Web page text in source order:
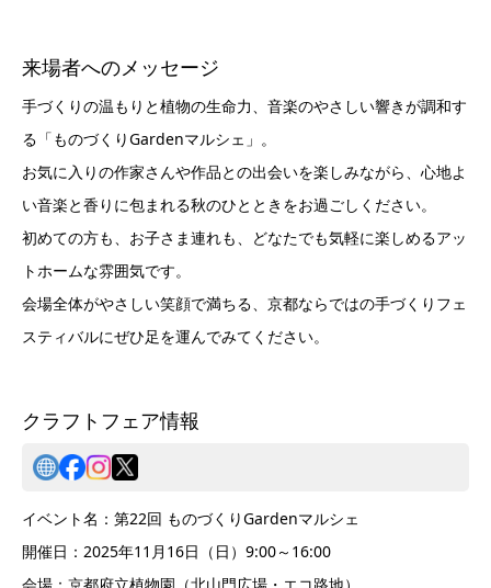
来場者へのメッセージ
手づくりの温もりと植物の生命力、音楽のやさしい響きが調和す
る「ものづくりGardenマルシェ」。
お気に入りの作家さんや作品との出会いを楽しみながら、心地よ
い音楽と香りに包まれる秋のひとときをお過ごしください。
初めての方も、お子さま連れも、どなたでも気軽に楽しめるアッ
トホームな雰囲気です。
会場全体がやさしい笑顔で満ちる、京都ならではの手づくりフェ
スティバルにぜひ足を運んでみてください。
クラフトフェア情報
イベント名：第22回 ものづくりGardenマルシェ
開催日：2025年11月16日（日）9:00～16:00